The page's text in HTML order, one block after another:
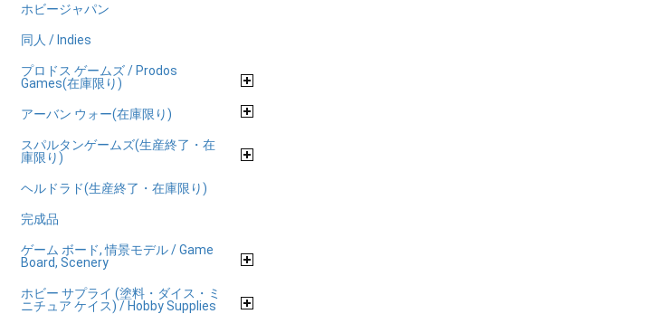
ホビージャパン
同人 / Indies
プロドス ゲームズ / Prodos
Games(在庫限り)
アーバン ウォー(在庫限り)
スパルタンゲームズ(生産終了・在
庫限り)
ヘルドラド(生産終了・在庫限り)
完成品
ゲーム ボード, 情景モデル / Game
Board, Scenery
ホビー サプライ (塗料・ダイス・ミ
ニチュア ケイス) / Hobby Supplies